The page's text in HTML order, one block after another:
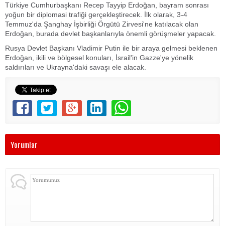
Türkiye Cumhurbaşkanı Recep Tayyip Erdoğan, bayram sonrası
yoğun bir diplomasi trafiği gerçekleştirecek. İlk olarak, 3-4
Temmuz'da Şanghay İşbirliği Örgütü Zirvesi'ne katılacak olan
Erdoğan, burada devlet başkanlarıyla önemli görüşmeler yapacak.
Rusya Devlet Başkanı Vladimir Putin ile bir araya gelmesi beklenen
Erdoğan, ikili ve bölgesel konuları, İsrail'in Gazze'ye yönelik
saldırıları ve Ukrayna'daki savaşı ele alacak.
Yorumlar